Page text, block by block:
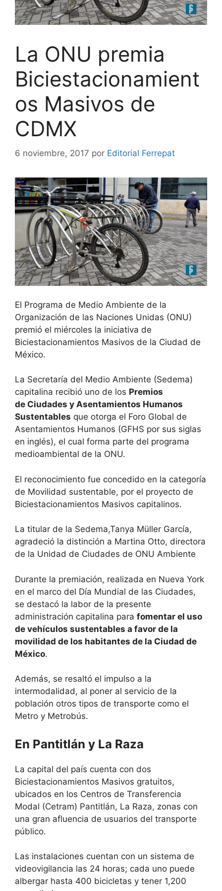
La ONU premia
Biciestacionamient
os Masivos de
CDMX
6 noviembre, 2017 por Editorial Ferrepat
El Programa de Medio Ambiente de la
Organización de las Naciones Unidas (ONU)
premió el miércoles la iniciativa de
Biciestacionamientos Masivos de la Ciudad de
México.
La Secretaría del Medio Ambiente (Sedema)
capitalina recibió uno de los Premios
de Ciudades y Asentamientos Humanos
Sustentables que otorga el Foro Global de
Asentamientos Humanos (GFHS por sus siglas
en inglés), el cual forma parte del programa
medioambiental de la ONU.
El reconocimiento fue concedido en la categoría
de Movilidad sustentable, por el proyecto de
Biciestacionamientos Masivos capitalinos.
La titular de la Sedema,Tanya Müller García,
agradeció la distinción a Martina Otto, directora
de la Unidad de Ciudades de ONU Ambiente
Durante la premiación, realizada en Nueva York
en el marco del Día Mundial de las Ciudades,
se destacó la labor de la presente
administración capitalina para fomentar el uso
de vehículos sustentables a favor de la
movilidad de los habitantes de la Ciudad de
México.
Además, se resaltó el impulso a la
intermodalidad, al poner al servicio de la
población otros tipos de transporte como el
Metro y Metrobús.
En Pantitlán y La Raza
La capital del país cuenta con dos
Biciestacionamientos Masivos gratuitos,
ubicados en los Centros de Transferencia
Modal (Cetram) Pantitlán, La Raza, zonas con
una gran afluencia de usuarios del transporte
público.
Las instalaciones cuentan con un sistema de
videovigilancia las 24 horas; cada uno puede
albergar hasta 400 bicicletas y tener 1,200